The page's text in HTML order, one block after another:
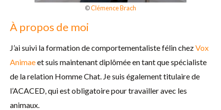
©Clémence Brach
À propos de moi
J’ai suivi la formation de comportementaliste félin chezVox
Animaeet suis maintenant diplômée en tant que spécialiste
de la relation Homme Chat. Je suis également titulaire de
l’ACACED, qui est obligatoire pour travailler avec les
animaux.